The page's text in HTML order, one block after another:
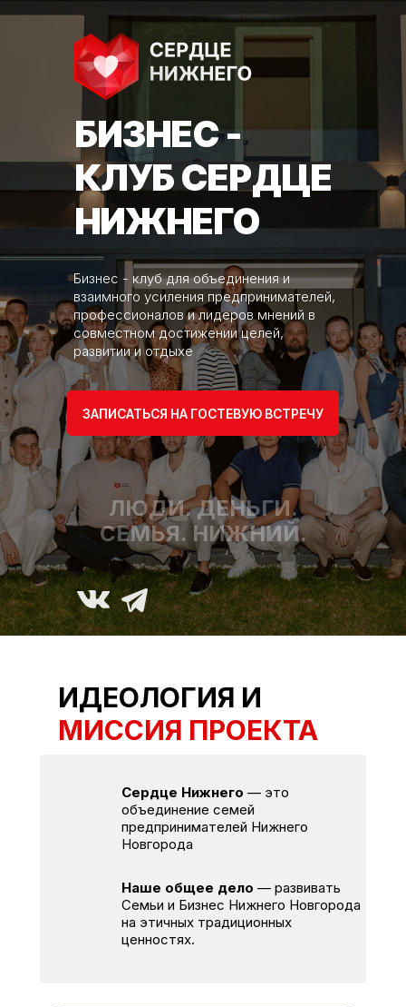
БИЗНЕС -
КЛУБ СЕРДЦЕ
НИЖНЕГО
Бизнес - клуб для объединения и
взаимного усиления предпринимателей,
профессионалов и лидеров мнений в
совместном достижении целей,
развитии и отдыхе
ЛЮДИ. ДЕНЬГИ.
СЕМЬЯ. НИЖНИЙ.
ЗАПИСАТЬСЯ НА ГОСТЕВУЮ ВСТРЕЧУ
ИДЕОЛОГИЯ И
МИССИЯ ПРОЕКТА
Сердце Нижнего — это
объединение семей
предпринимателей Нижнего
Новгорода
Наше общее дело — развивать
Семьи и Бизнес Нижнего Новгорода
на этичных традиционных
ценностях.